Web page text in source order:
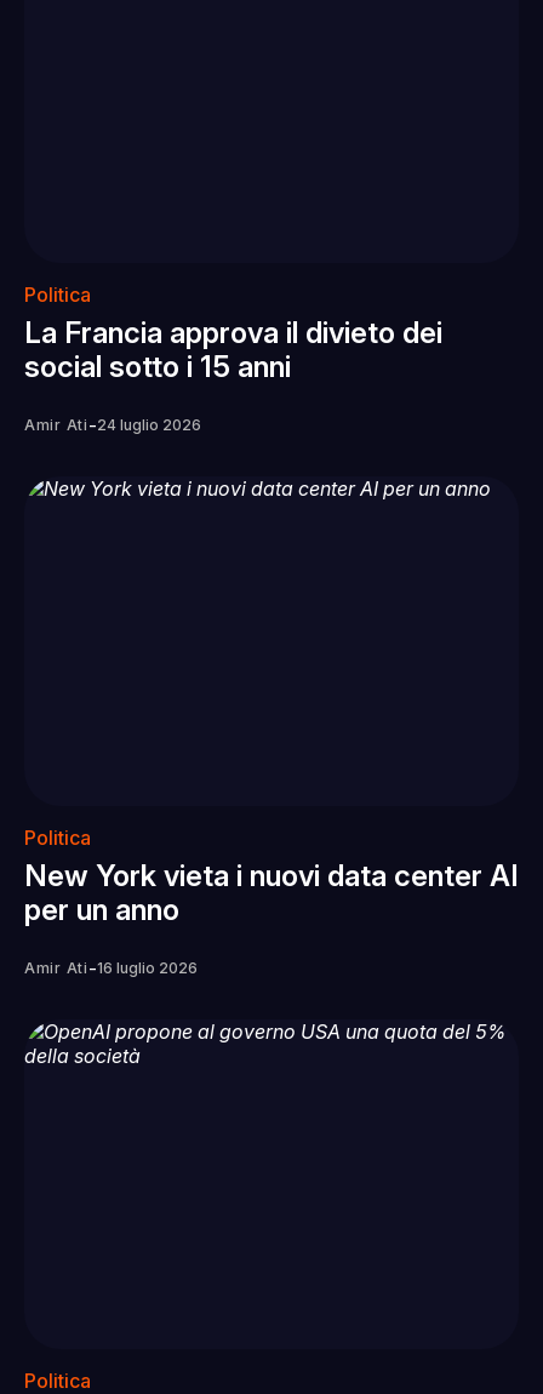
Politica
La Francia approva il divieto dei
social sotto i 15 anni
Amir Ati -24 luglio 2026
Politica
New York vieta i nuovi data center AI
per un anno
Amir Ati -16 luglio 2026
Politica